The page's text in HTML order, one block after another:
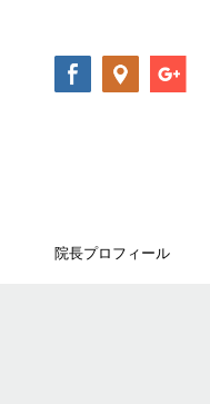
院長プロフィール